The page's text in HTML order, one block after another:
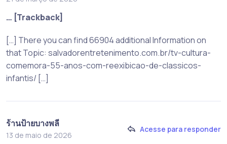
… [Trackback]
[…] There you can find 66904 additional Information on
that Topic: salvadorentretenimento.com.br/tv-cultura-
comemora-55-anos-com-reexibicao-de-classicos-
infantis/ […]
ร้านป้ายบางพลี
13 de maio de 2026
Acesse para responder